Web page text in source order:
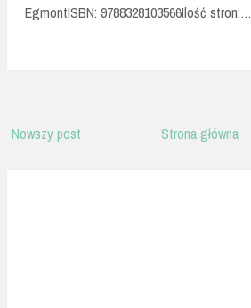
EgmontISBN: 9788328103566Ilość stron:…
Nowszy post Strona główna